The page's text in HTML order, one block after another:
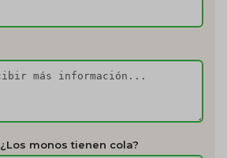
¿Los monos tienen cola?